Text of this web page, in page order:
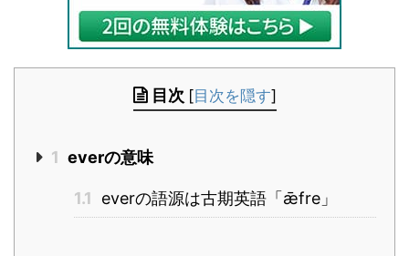
目次 [目次を隠す]
1 everの意味
1.1 everの語源は古期英語「ǣfre」